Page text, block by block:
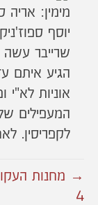
מימין: אריה
יוסף
שרייבר עשה
הגיע איתם
אוניות לא"י
המעפילים
לקפריסין.
→ מחנות
4